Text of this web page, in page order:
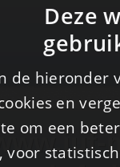
Deze
de
en
om een
voor